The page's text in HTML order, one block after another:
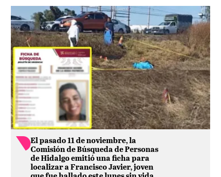
El pasado 11 de noviembre, la
Comisión de Búsqueda de Personas
de Hidalgo emitió una ficha para
localizar a Francisco Javier, joven